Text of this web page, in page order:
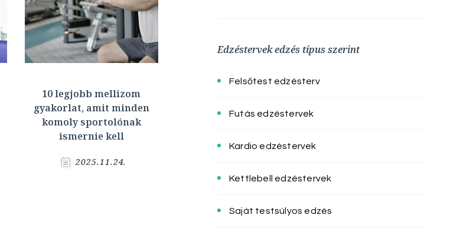
10 legjobb mellizom
gyakorlat, amit minden
komoly sportolónak
ismernie kell
2025.11.24.
Edzéstervek edzés típus szerint
Felsőtest edzésterv
Futás edzéstervek
Kardio edzéstervek
Kettlebell edzéstervek
Saját testsúlyos edzés